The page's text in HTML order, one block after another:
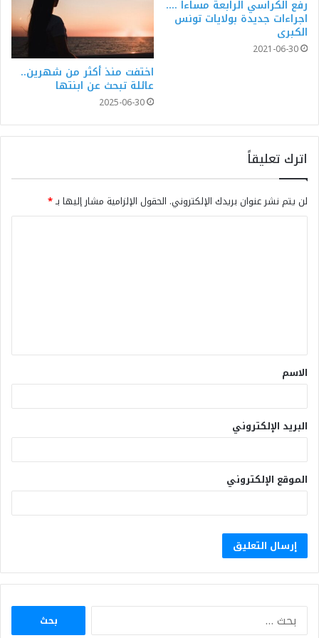
رفع الكراسي الرابعة مساءا ….
اجراءات جديدة بولايات تونس
الكبرى
2021-06-30
اختفت منذ أكثر من شهرين..
عائلة تبحث عن ابنتها
2025-06-30
اترك تعليقاً
لن يتم نشر عنوان بريدك الإلكتروني. الحقول الإلزامية مشار إليها بـ*
الاسم
البريد الإلكتروني
الموقع الإلكتروني
البحث